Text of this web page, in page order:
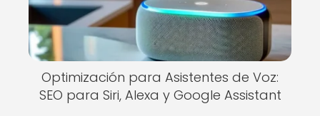
Optimización para Asistentes de Voz:
SEO para Siri, Alexa y Google Assistant